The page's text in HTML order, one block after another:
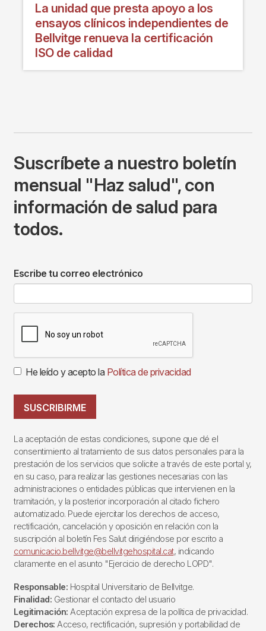
La unidad que presta apoyo a los
ensayos clínicos independientes de
Bellvitge renueva la certificación
ISO de calidad
Suscríbete a nuestro boletín
mensual "Haz salud", con
información de salud para
todos.
Escribe tu correo electrónico
He leído y acepto la Política de privacidad
SUSCRIBIRME
La aceptación de estas condiciones, supone que dé el
consentimiento al tratamiento de sus datos personales para la
prestación de los servicios que solicite a través de este portal y,
en su caso, para realizar las gestiones necesarias con las
administraciones o entidades públicas que intervienen en la
tramitación, y la posterior incorporación al citado fichero
automatizado. Puede ejercitar los derechos de acceso,
rectificación, cancelación y oposición en relación con la
suscripción al boletín Fes Salut dirigiéndose por escrito a
comunicacio.bellvitge@bellvitgehospital.cat, indicando
claramente en el asunto "Ejercicio de derecho LOPD".
Responsable: Hospital Universitario de Bellvitge.
Finalidad: Gestionar el contacto del usuario
Legitimación: Aceptación expresa de la política de privacidad.
Derechos: Acceso, rectificación, supresión y portabilidad de